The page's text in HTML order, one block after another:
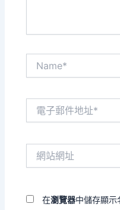
在瀏覽器中儲存顯示